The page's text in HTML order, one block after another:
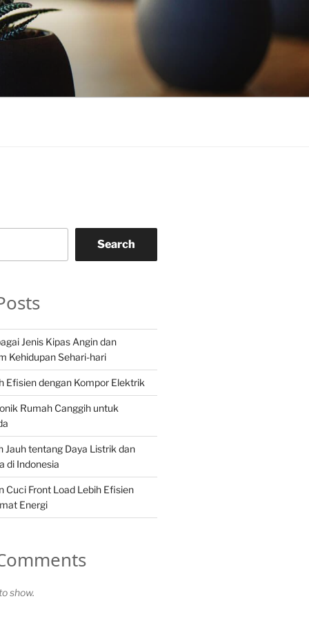
Search
Jenis Kipas Angin dan
Kehidupan Sehari-hari
Efisien dengan Kompor Elektrik
Rumah Canggih untuk
Jauh tentang Daya Listrik dan
di Indonesia
Cuci Front Load Lebih Efisien
Energi
show.